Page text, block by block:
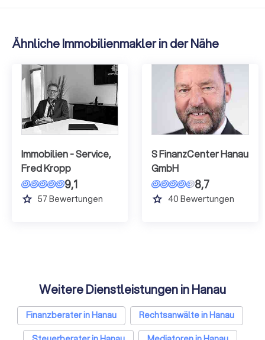
Ähnliche Immobilienmakler in der Nähe
Immobilien - Service,
Fred Kropp
9,1
grade 57 Bewertungen
S FinanzCenter Hanau
GmbH
8,7
grade 40 Bewertungen
Weitere Dienstleistungen in Hanau
Finanzberater in Hanau
Rechtsanwälte in Hanau